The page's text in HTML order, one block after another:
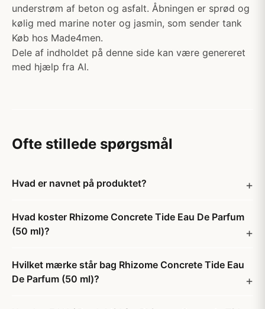
understrøm af beton og asfalt. Åbningen er sprød og
kølig med marine noter og jasmin, som sender tank
Køb hos Made4men.
Dele af indholdet på denne side kan være genereret
med hjælp fra AI.
Ofte stillede spørgsmål
Hvad er navnet på produktet?
Hvad koster Rhizome Concrete Tide Eau De Parfum
(50 ml)?
Hvilket mærke står bag Rhizome Concrete Tide Eau
De Parfum (50 ml)?